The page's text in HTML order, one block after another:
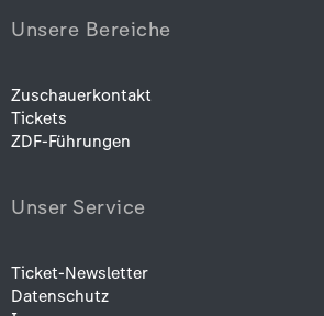
Unsere Bereiche
Zuschauerkontakt
Tickets
ZDF-Führungen
Unser Service
Ticket-Newsletter
Datenschutz